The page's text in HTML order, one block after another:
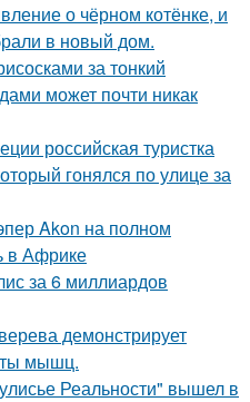
о чёрном котёнке, и
в новый дом.
за тонкий
может почти никак
российская туристка
гонялся по улице за
Akon на полном
в Африке
за 6 миллиардов
демонстрирует
мышц.
Реальности" вышел в